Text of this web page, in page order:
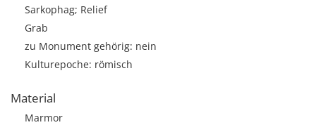
Sarkophag; Relief
Grab
zu Monument gehörig: nein
Kulturepoche: römisch
Material
Marmor